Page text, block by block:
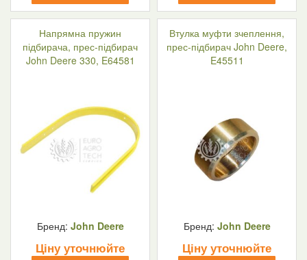
Напрямна пружин
підбирача, прес-підбирач
John Deere 330, E64581
Бренд: John Deere
Ціну уточнюйте
Втулка муфти зчеплення,
прес-підбирач John Deere,
E45511
Бренд: John Deere
Ціну уточнюйте